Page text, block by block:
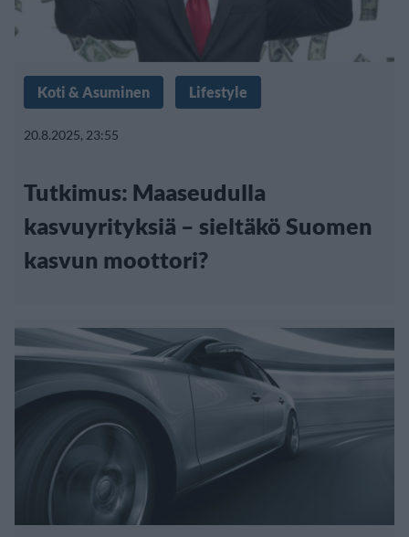
Koti & Asuminen Lifestyle
20.8.2025, 23:55
Tutkimus: Maaseudulla
kasvuyrityksiä – sieltäkö Suomen
kasvun moottori?